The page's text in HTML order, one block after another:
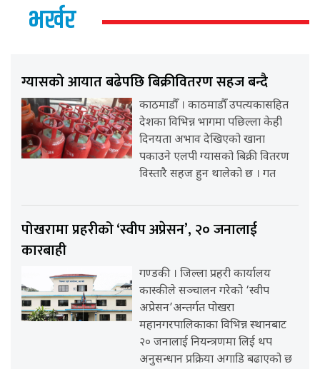
भर्खर
ग्यासको आयात बढेपछि बिक्रीवितरण सहज बन्दै
काठमाडौँ । काठमाडौँ उपत्यकासहित
देशका विभिन्न भागमा पछिल्ला केही
दिनयता अभाव देखिएको खाना
पकाउने एलपी ग्यासको बिक्री वितरण
विस्तारै सहज हुन थालेको छ । गत
पोखरामा प्रहरीको ‘स्वीप अप्रेसन’, २० जनालाई
कारबाही
गण्डकी । जिल्ला प्रहरी कार्यालय
कास्कीले सञ्चालन गरेको ‘स्वीप
अप्रेसन’अन्तर्गत पोखरा
महानगरपालिकाका विभिन्न स्थानबाट
२० जनालाई नियन्त्रणमा लिई थप
अनुसन्धान प्रक्रिया अगाडि बढाएको छ